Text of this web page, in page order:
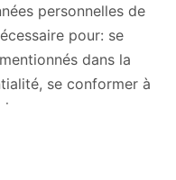
personnelles de
pour: se
dans la
se conformer à